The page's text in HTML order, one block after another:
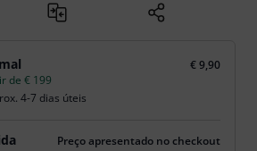
€ 9,90
de € 199
4-7 dias úteis
Preço apresentado no checkout